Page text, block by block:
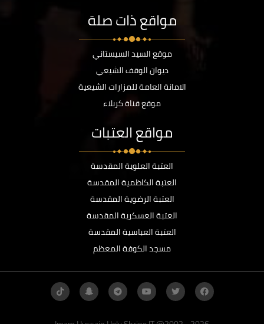
مواقع ذات صلة
موقع السيد السيستاني
ديوان الوقف الشيعي
الامانة العامة للمزارات الشيعية
موقع قناة كربلاء
مواقع العتبات
العتبة العلوية المقدسة
العتبة الكاظمية المقدسة
العتبة الرضوية المقدسة
العتبة العسكرية المقدسة
العتبة العباسية المقدسة
مسجد الكوفة المعظم